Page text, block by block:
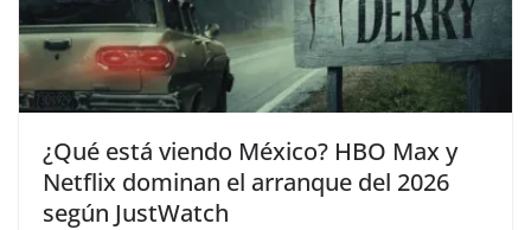
¿Qué está viendo México? HBO Max y
Netflix dominan el arranque del 2026
según JustWatch